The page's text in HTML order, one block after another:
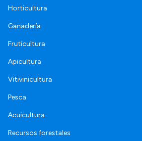
Horticultura
Ganadería
Fruticultura
Apicultura
Vitivinicultura
Pesca
Acuicultura
Recursos forestales